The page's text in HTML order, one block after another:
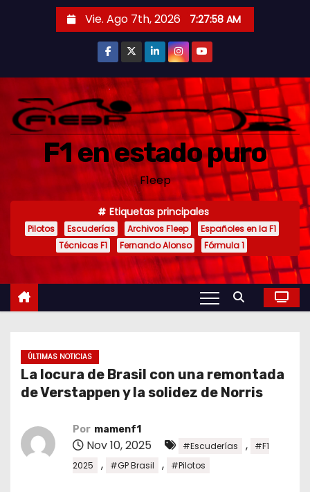
i
Vie. Ago 7th, 2026 7:28:00 AM
F1 en estado puro
F1eep
Etiquetas principales
Pilotos Escuderías Archivos F1eep
Españoles en la F1
Técnicas F1
Fernando Alonso Fórmula 1
ÚLTIMAS NOTICIAS
La locura de Brasil con una remontada
de Verstappen y la solidez de Norris
Por mamenf1
Nov 10, 2025 #Escuderías ,
#F1
2025
, #GP Brasil , #Pilotos